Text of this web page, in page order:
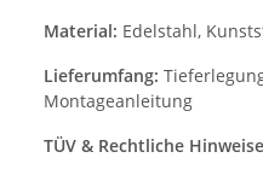
Material: Edelstahl,
Lieferumfang:
Montageanleitung
TÜV & Rechtliche